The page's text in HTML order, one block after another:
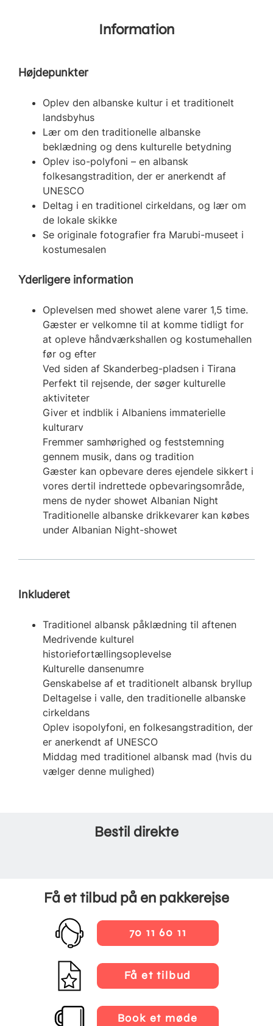
Information
Højdepunkter
Oplev den albanske kultur i et traditionelt
landsbyhus
Lær om den traditionelle albanske
beklædning og dens kulturelle betydning
Oplev iso-polyfoni – en albansk
folkesangstradition, der er anerkendt af
UNESCO
Deltag i en traditionel cirkeldans, og lær om
de lokale skikke
Se originale fotografier fra Marubi-museet i
kostumesalen
Yderligere information
Oplevelsen med showet alene varer 1,5 time.
Gæster er velkomne til at komme tidligt for
at opleve håndværkshallen og kostumehallen
før og efter
Ved siden af Skanderbeg-pladsen i Tirana
Perfekt til rejsende, der søger kulturelle
aktiviteter
Giver et indblik i Albaniens immaterielle
kulturarv
Fremmer samhørighed og feststemning
gennem musik, dans og tradition
Gæster kan opbevare deres ejendele sikkert i
vores dertil indrettede opbevaringsområde,
mens de nyder showet Albanian Night
Traditionelle albanske drikkevarer kan købes
under Albanian Night-showet
Inkluderet
Traditionel albansk påklædning til aftenen
Medrivende kulturel
historiefortællingsoplevelse
Kulturelle dansenumre
Genskabelse af et traditionelt albansk bryllup
Deltagelse i valle, den traditionelle albanske
cirkeldans
Oplev isopolyfoni, en folkesangstradition, der
er anerkendt af UNESCO
Middag med traditionel albansk mad (hvis du
vælger denne mulighed)
Bestil direkte
Få et tilbud på en pakkerejse
70 11 60 11
Få et tilbud
Book et møde